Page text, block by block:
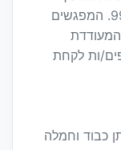
הרגיל והמיוחד ופונים לגילאי שנה ועד 99. המפגשים
ות לקחת
כבוד וחמלה